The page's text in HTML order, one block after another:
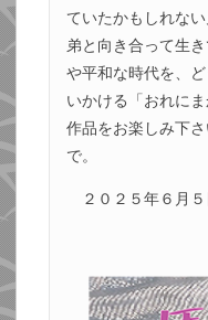
ていたかもしれな
弟と向き合って生
や平和な時代を、
いかける「おれに
作品をお楽しみ下さ
で。
２０２５年６月５